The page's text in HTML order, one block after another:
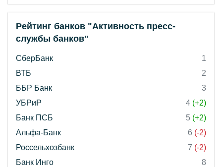
Рейтинг банков "Активность пресс-
службы банков"
СберБанк
1
ВТБ
2
ББР Банк
3
УБРиР
4 (+2)
Банк ПСБ
5 (+2)
Альфа-Банк
6 (-2)
Россельхозбанк
7 (-2)
Банк Инго
8